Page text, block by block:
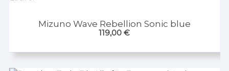
Mizuno Wave Rebellion Sonic blue
119,00€